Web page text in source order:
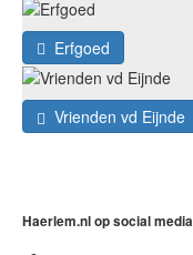
Erfgoed
Vrienden vd Eijnde
Haerlem.nl op social media